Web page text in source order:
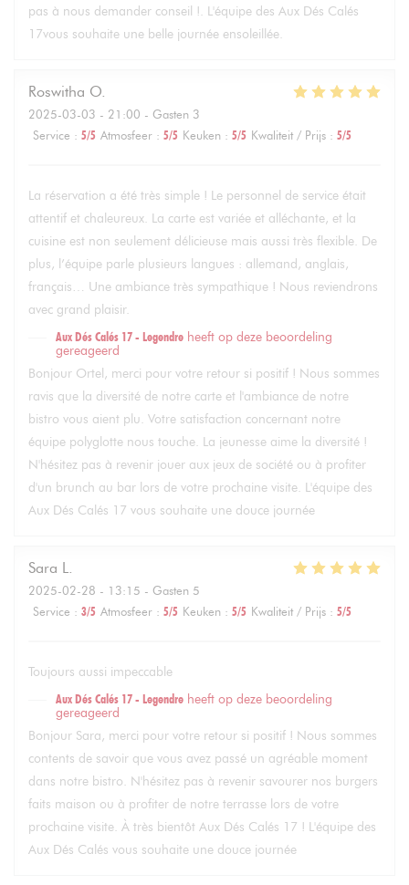
pas à nous demander conseil !. L'équipe des Aux Dés Calés
17vous souhaite une belle journée ensoleillée.
Roswitha O
2025-03-03 - 21:00 - Gasten 3
Service : 5/5 Atmosfeer : 5/5 Keuken : 5/5 Kwaliteit / Prijs : 5/5
La réservation a été très simple ! Le personnel de service était
attentif et chaleureux. La carte est variée et alléchante, et la
cuisine est non seulement délicieuse mais aussi très flexible. De
plus, l’équipe parle plusieurs langues : allemand, anglais,
français… Une ambiance très sympathique ! Nous reviendrons
avec grand plaisir.
Aux Dés Calés 17 - Legendre heeft op deze beoordeling
gereageerd
Bonjour Ortel, merci pour votre retour si positif ! Nous sommes
ravis que la diversité de notre carte et l'ambiance de notre
bistro vous aient plu. Votre satisfaction concernant notre
équipe polyglotte nous touche. La jeunesse aime la diversité !
N'hésitez pas à revenir jouer aux jeux de société ou à profiter
d'un brunch au bar lors de votre prochaine visite. L'équipe des
Aux Dés Calés 17 vous souhaite une douce journée
Sara L
2025-02-28 - 13:15 - Gasten 5
Service : 3/5 Atmosfeer : 5/5 Keuken : 5/5 Kwaliteit / Prijs : 5/5
Toujours aussi impeccable
Aux Dés Calés 17 - Legendre heeft op deze beoordeling
gereageerd
Bonjour Sara, merci pour votre retour si positif ! Nous sommes
contents de savoir que vous avez passé un agréable moment
dans notre bistro. N'hésitez pas à revenir savourer nos burgers
faits maison ou à profiter de notre terrasse lors de votre
prochaine visite. À très bientôt Aux Dés Calés 17 ! L'équipe des
Aux Dés Calés vous souhaite une douce journée